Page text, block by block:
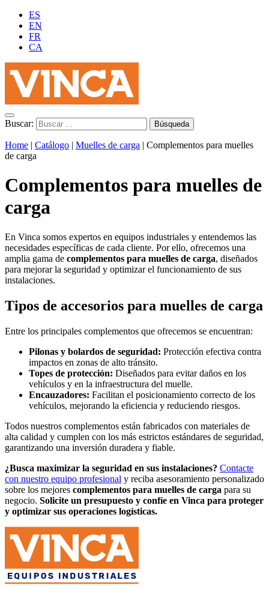
ES
EN
FR
CA
Buscar:
Home | Catálogo | Muelles de carga | Complementos para muelles
de carga
Complementos para muelles de
carga
En Vinca somos expertos en equipos industriales y entendemos las
necesidades específicas de cada cliente. Por ello, ofrecemos una
amplia gama de complementos para muelles de carga, diseñados
para mejorar la seguridad y optimizar el funcionamiento de sus
instalaciones.
Tipos de accesorios para muelles de carga
Entre los principales complementos que ofrecemos se encuentran:
Pilonas y bolardos de seguridad: Protección efectiva contra
impactos en zonas de alto tránsito.
Topes de protección: Diseñados para evitar daños en los
vehículos y en la infraestructura del muelle.
Encauzadores: Facilitan el posicionamiento correcto de los
vehículos, mejorando la eficiencia y reduciendo riesgos.
Todos nuestros complementos están fabricados con materiales de
alta calidad y cumplen con los más estrictos estándares de seguridad,
garantizando una inversión duradera y fiable.
¿Busca maximizar la seguridad en sus instalaciones? Contacte
con nuestro equipo profesional y reciba asesoramiento personalizado
sobre los mejores complementos para muelles de carga para su
negocio. Solicite un presupuesto y confíe en Vinca para proteger
y optimizar sus operaciones logísticas.